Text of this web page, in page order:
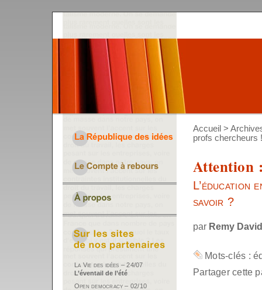
Accueil >
profs chercheurs !
Attention
L’éducation
savoir ?
par Remy David
Mots-clés :
Partager cette
La Vie des idées – 24/07
L’éventail de l’été
Open democracy – 02/10